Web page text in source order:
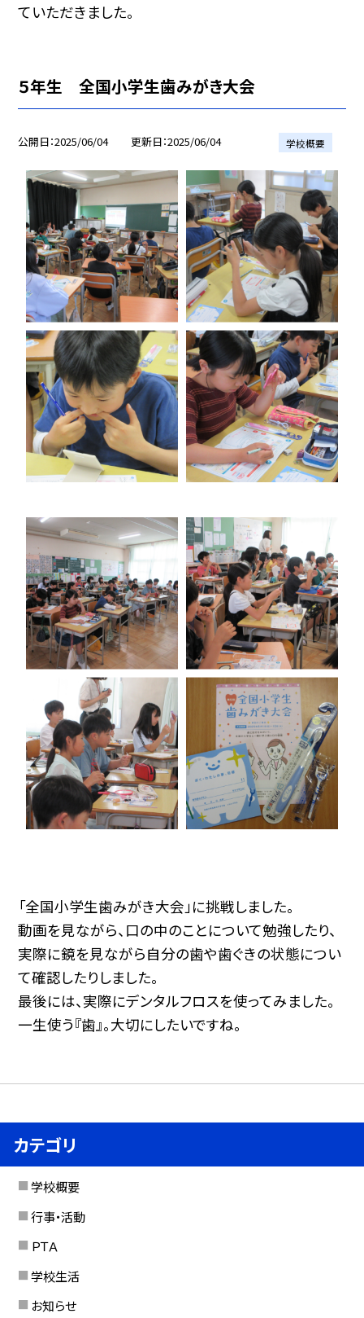
ていただきました。
５年生 全国小学生歯みがき大会
公開日 2025/06/04 更新日 2025/06/04 学校概要
「全国小学生歯みがき大会」に挑戦しました。
動画を見ながら、口の中のことについて勉強したり、
実際に鏡を見ながら自分の歯や歯ぐきの状態につい
て確認したりしました。
最後には、実際にデンタルフロスを使ってみました。
一生使う『歯』。大切にしたいですね。
カテゴリ
学校概要
行事・活動
ＰＴＡ
学校生活
お知らせ